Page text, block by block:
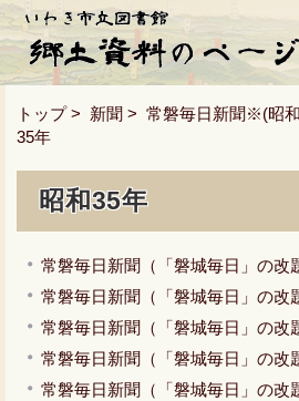
トップ> 新聞 > 常磐毎日新聞※(昭
35年
昭和35年
常磐毎日新聞（「磐城毎日」の
常磐毎日新聞（「磐城毎日」の
常磐毎日新聞（「磐城毎日」の
常磐毎日新聞（「磐城毎日」の
常磐毎日新聞（「磐城毎日」の